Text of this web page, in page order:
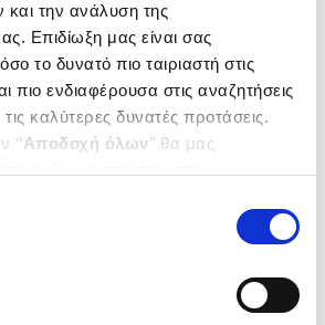
την ανάλυση της
Επιδίωξη μας είναι σας
το δυνατό πιο ταιριαστή στις
πιο ενδιαφέρουσα στις αναζητήσεις
καλύτερες δυνατές προτάσεις.
‘’Αποδοχή όλων’’ θα μας
επιλέξετε από τα παρακάτω με την
΄΄και να ενημερωθείτε σχετικά με